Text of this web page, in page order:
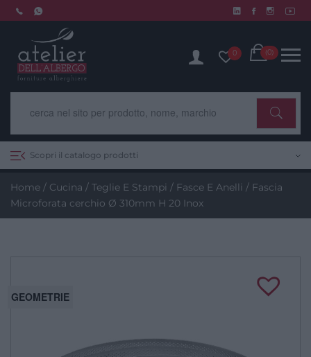
Skip
to
0 Cart
(0)
Scopri il catalogo prodotti
Home / Cucina / Teglie E Stampi / Fasce E Anelli / Fascia
Microforata cerchio Ø 310mm H 20 Inox
GEOMETRIE